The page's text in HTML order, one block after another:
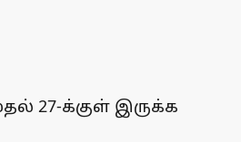
27-க்குள் இருக்க